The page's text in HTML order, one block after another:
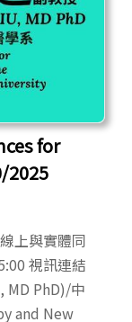
for
2025
上與實體同
視訊連結
MD PhD)/中
and New